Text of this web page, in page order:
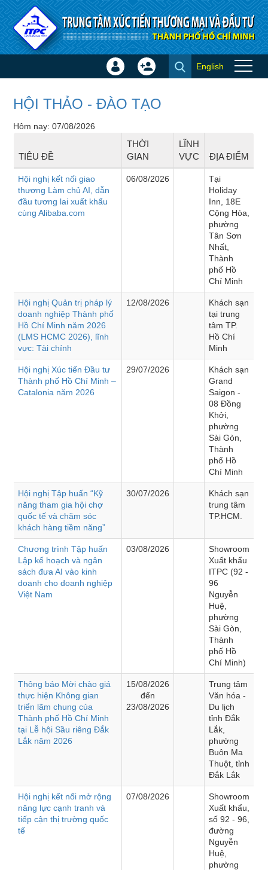
Truy cập nội dung luôn
Sự kiện
Đăng
Tạo
English
HỘI THẢO - ĐÀO TẠO
Hôm nay: 07/08/2026
TIÊU ĐỀ
THỜI
GIAN
LĨNH
VỰC
ĐỊA ĐIỂM
Hội nghị kết nối giao
thương Làm chủ AI, dẫn
đầu tương lai xuất khẩu
cùng Alibaba.com
06/08/2026
Tại
Holiday
Inn, 18E
Cộng Hòa,
phường
Tân Sơn
Nhất,
Thành
phố Hồ
Chí Minh
Hội nghị Quản trị pháp lý
doanh nghiệp Thành phố
Hồ Chí Minh năm 2026
(LMS HCMC 2026), lĩnh
vực: Tài chính
12/08/2026
Khách sạn
tại trung
tâm TP.
Hồ Chí
Minh
Hội nghị Xúc tiến Đầu tư
Thành phố Hồ Chí Minh –
Catalonia năm 2026
29/07/2026
Khách sạn
Grand
Saigon -
08 Đồng
Khởi,
phường
Sài Gòn,
Thành
phố Hồ
Chí Minh
Hội nghị Tập huấn “Kỹ
năng tham gia hội chợ
quốc tế và chăm sóc
khách hàng tiềm năng”
30/07/2026
Khách sạn
trung tâm
TP.HCM.
Chương trình Tập huấn
Lập kế hoạch và ngân
sách đưa AI vào kinh
doanh cho doanh nghiệp
Việt Nam
03/08/2026
Showroom
Xuất khẩu
ITPC (92 -
96
Nguyễn
Huệ,
phường
Sài Gòn,
Thành
phố Hồ
Chí Minh)
Thông báo Mời chào giá
thực hiện Không gian
triển lãm chung của
Thành phố Hồ Chí Minh
tại Lễ hội Sầu riêng Đắk
Lắk năm 2026
15/08/2026
đến
23/08/2026
Trung tâm
Văn hóa -
Du lịch
tỉnh Đắk
Lắk,
phường
Buôn Ma
Thuột, tỉnh
Đắk Lắk
Hội nghị kết nối mở rộng
năng lực cạnh tranh và
tiếp cận thị trường quốc
tế
07/08/2026
Showroom
Xuất khẩu,
số 92 - 96,
đường
Nguyễn
Huệ,
phường